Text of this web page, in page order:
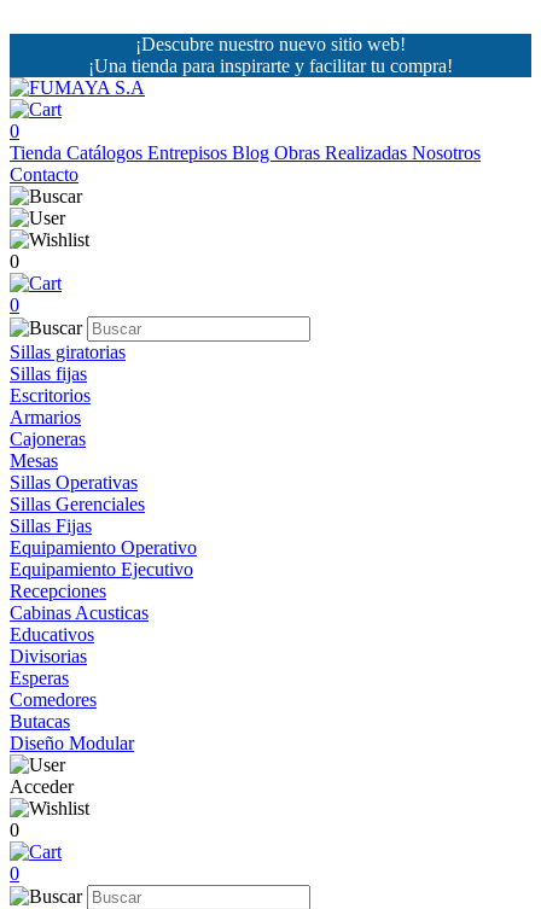
¡Descubre nuestro nuevo sitio web!
¡Una tienda para inspirarte y facilitar tu compra!
0
Tienda Catálogos Entrepisos Blog Obras Realizadas Nosotros
Contacto
0
0
Sillas giratorias
Sillas fijas
Escritorios
Armarios
Cajoneras
Mesas
Sillas Operativas
Sillas Gerenciales
Sillas Fijas
Equipamiento Operativo
Equipamiento Ejecutivo
Recepciones
Cabinas Acusticas
Educativos
Divisorias
Esperas
Comedores
Butacas
Diseño Modular
Acceder
0
0